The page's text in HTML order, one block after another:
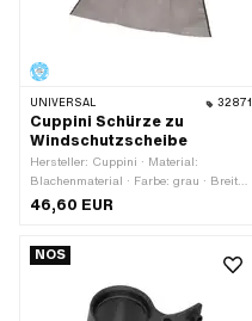
UNIVERSAL 32871
Cuppini Schürze zu
Windschutzscheibe
Hersteller: Cuppini · Material:
Blachenmaterial · Farbe: grau · Breite:
700 mm · Höhe: 600 mm
46,60 EUR
NOS